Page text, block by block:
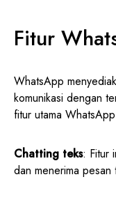
Fitur
WhatsApp
komunikasi dengan
fitur utama
Chatting teks: Fitur
dan menerima